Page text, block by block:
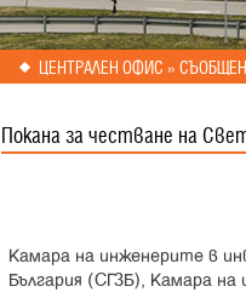
ЦЕНТРАЛЕН ОФИС »
Покана за честване на
Камара на инженерите в
България (СГЗБ), Камара